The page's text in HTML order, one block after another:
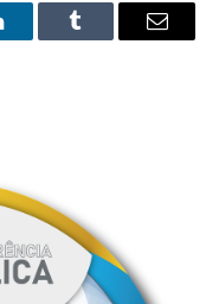
Tumblr Email